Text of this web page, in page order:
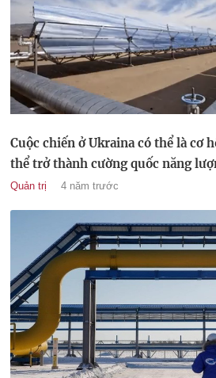
Cuộc chiến ở Ukraina có thể là cơ
thể trở thành cường quốc năng
Quản trị 4 năm trước